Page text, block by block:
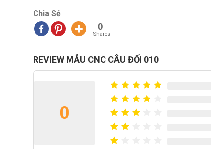
Chia Sẻ
0
Shares
REVIEW MẪU CNC CÂU ĐỐI 010
0